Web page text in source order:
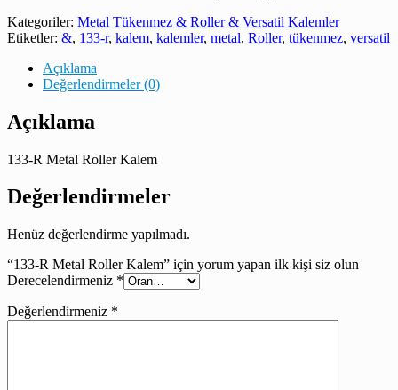
Kategoriler: Metal Tükenmez & Roller & Versatil Kalemler
Etiketler: &, 133-r, kalem, kalemler, metal, Roller, tükenmez, versatil
Açıklama
Değerlendirmeler (0)
Açıklama
133-R Metal Roller Kalem
Değerlendirmeler
Henüz değerlendirme yapılmadı.
“133-R Metal Roller Kalem” için yorum yapan ilk kişi siz olun
Derecelendirmeniz *
Değerlendirmeniz *